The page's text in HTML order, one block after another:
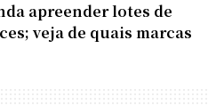
apreender lotes de
veja de quais marcas